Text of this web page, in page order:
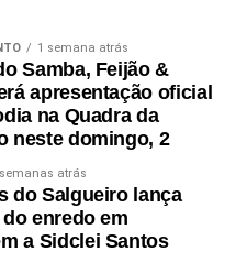
1 semana atrás
Samba, Feijão &
apresentação oficial
na Quadra da
neste domingo, 2
atrás
do Salgueiro lança
enredo em
a Sidclei Santos